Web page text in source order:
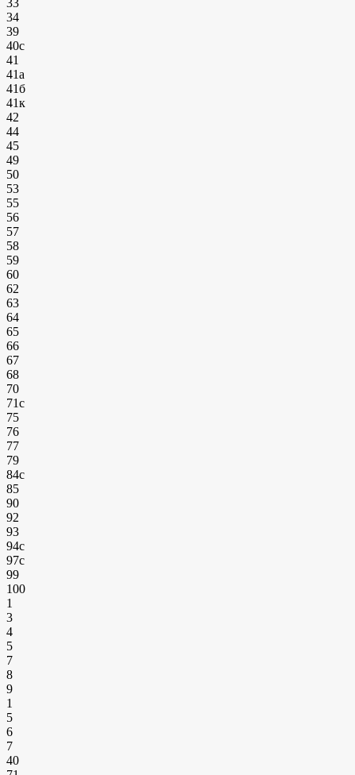
33
34
39
40с
41
41а
41б
41к
42
44
45
49
50
53
55
56
57
58
59
60
62
63
64
65
66
67
68
70
71с
75
76
77
79
84с
85
90
92
93
94с
97с
99
100
1
3
4
5
7
8
9
1
5
6
7
40